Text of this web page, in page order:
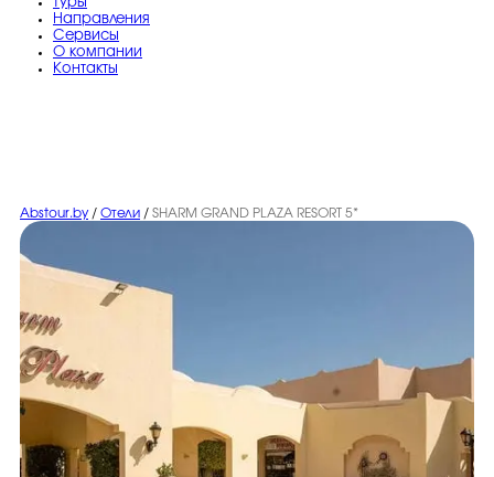
Направления
Сервисы
O компании
Контакты
Abstour.by / Отели / SHARM GRAND PLAZA RESORT 5*